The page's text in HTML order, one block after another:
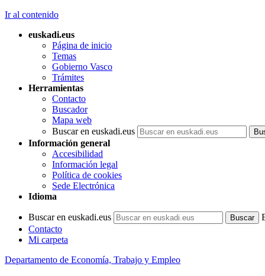
Ir al contenido
euskadi.eus
Página de inicio
Temas
Gobierno Vasco
Trámites
Herramientas
Contacto
Buscador
Mapa web
Buscar en euskadi.eus
Información general
Accesibilidad
Información legal
Política de cookies
Sede Electrónica
Idioma
Buscar en euskadi.eus
Contacto
Mi carpeta
Departamento de Economía, Trabajo y Empleo